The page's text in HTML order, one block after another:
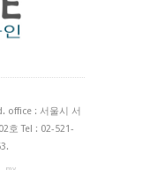
office : 서울시 서
호 Tel : 02-521-